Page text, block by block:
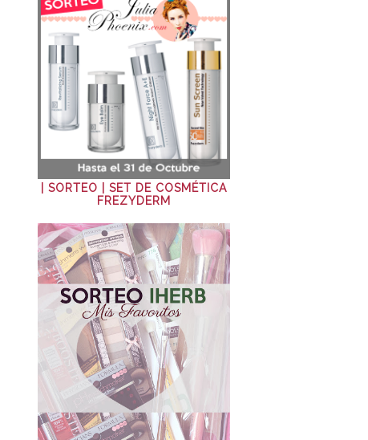
| SORTEO | SET DE COSMÉTICA
FREZYDERM